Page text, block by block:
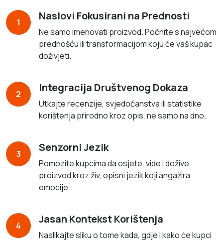
1 Naslovi Fokusirani na Prednosti
Ne samo imenovati proizvod. Počnite s najvećom
prednošću ili transformacijom koju će vaš kupac
doživjeti.
2 Integracija Društvenog Dokaza
Utkajte recenzije, svjedočanstva ili statistike
korištenja prirodno kroz opis, ne samo na dno.
3 Senzorni Jezik
Pomozite kupcima da osjete, vide i dožive
proizvod kroz živ, opisni jezik koji angažira
emocije.
4 Jasan Kontekst Korištenja
Naslikajte sliku o tome kada, gdje i kako će kupci